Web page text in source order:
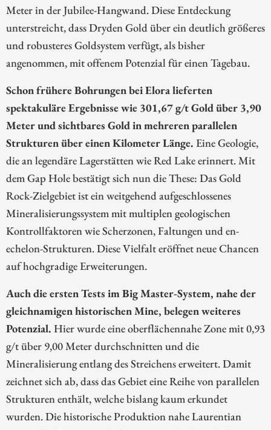
Meter in der Jubilee-Hangwand. Diese Entdeckung
unterstreicht, dass Dryden Gold über ein deutlich größeres
und robusteres Goldsystem verfügt, als bisher
angenommen, mit offenem Potenzial für einen Tagebau.
Schon frühere Bohrungen bei Elora lieferten
spektakuläre Ergebnisse wie 301,67 g/t Gold über 3,90
Meter und sichtbares Gold in mehreren parallelen
Strukturen über einen Kilometer Länge. Eine Geologie,
die an legendäre Lagerstätten wie Red Lake erinnert. Mit
dem Gap Hole bestätigt sich nun die These: Das Gold
Rock-Zielgebiet ist ein weitgehend aufgeschlossenes
Mineralisierungssystem mit multiplen geologischen
Kontrollfaktoren wie Scherzonen, Faltungen und en-
echelon-Strukturen. Diese Vielfalt eröffnet neue Chancen
auf hochgradige Erweiterungen.
Auch die ersten Tests im Big Master-System, nahe der
gleichnamigen historischen Mine, belegen weiteres
Potenzial. Hier wurde eine oberflächennahe Zone mit 0,93
g/t über 9,00 Meter durchschnitten und die
Mineralisierung entlang des Streichens erweitert. Damit
zeichnet sich ab, dass das Gebiet eine Reihe von parallelen
Strukturen enthält, welche bislang kaum erkundet
wurden. Die historische Produktion nahe Laurentian